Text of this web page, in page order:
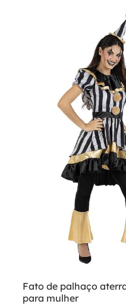
Fato de palhaço
para mulher